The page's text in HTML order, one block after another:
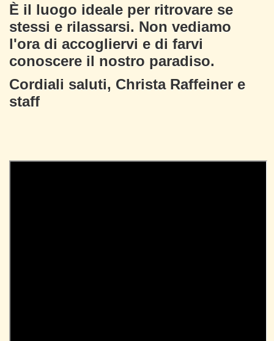
È il luogo ideale per ritrovare se
stessi e rilassarsi. Non vediamo
l'ora di accogliervi e di farvi
conoscere il nostro paradiso.
Cordiali saluti, Christa Raffeiner e
staff